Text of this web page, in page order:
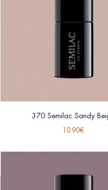
370 Semilac Sandy
10.90€